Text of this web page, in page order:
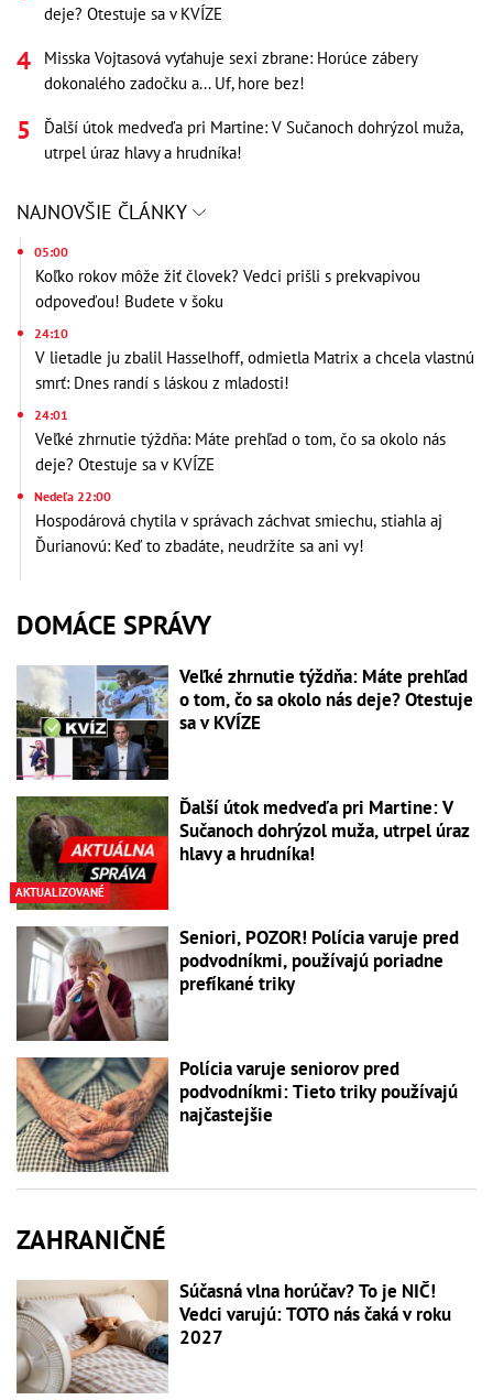
deje? Otestuje sa v KVÍZE
Misska Vojtasová vyťahuje sexi zbrane: Horúce zábery
dokonalého zadočku a... Uf, hore bez!
Ďalší útok medveďa pri Martine: V Sučanoch dohrýzol muža,
utrpel úraz hlavy a hrudníka!
NAJNOVŠIE ČLÁNKY
05:00
Koľko rokov môže žiť človek? Vedci prišli s prekvapivou
odpoveďou! Budete v šoku
24:10
V lietadle ju zbalil Hasselhoff, odmietla Matrix a chcela vlastnú
smrť: Dnes randí s láskou z mladosti!
24:01
Veľké zhrnutie týždňa: Máte prehľad o tom, čo sa okolo nás
deje? Otestuje sa v KVÍZE
Nedeľa 22:00
Hospodárová chytila v správach záchvat smiechu, stiahla aj
Ďurianovú: Keď to zbadáte, neudržíte sa ani vy!
DOMÁCE SPRÁVY
Veľké zhrnutie týždňa: Máte prehľad
o tom, čo sa okolo nás deje? Otestuje
sa v KVÍZE
AKTUALIZOVANÉ
Ďalší útok medveďa pri Martine: V
Sučanoch dohrýzol muža, utrpel úraz
hlavy a hrudníka!
Seniori, POZOR! Polícia varuje pred
podvodníkmi, používajú poriadne
prefíkané triky
Polícia varuje seniorov pred
podvodníkmi: Tieto triky používajú
najčastejšie
ZAHRANIČNÉ
Súčasná vlna horúčav? To je NIČ!
Vedci varujú: TOTO nás čaká v roku
2027